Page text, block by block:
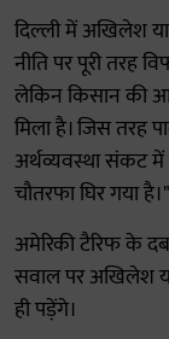
दिल्ली में अखिलेश
नीति पर पूरी तरह
लेकिन किसान की आय
मिला है। जिस तरह
अर्थव्यवस्था संकट
चौतरफा घिर गया है।"
अमेरिकी टैरिफ के
सवाल पर अखिलेश
ही पड़ेंगे।